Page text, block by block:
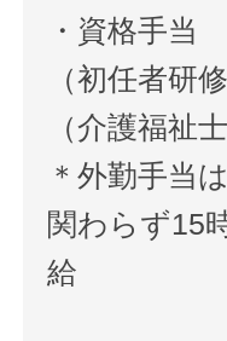
・資格手当
（初任者研
（介護福祉
＊外勤手当
関わらず15
給